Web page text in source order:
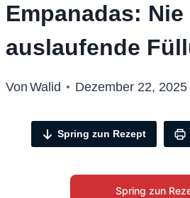
Empanadas:
auslaufende
Von Walid Dezember 22, 2025
Spring zun Rezept
Spring zun